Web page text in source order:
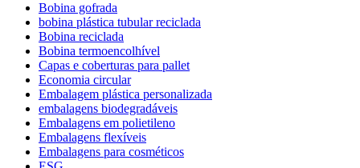
Bobina gofrada
bobina plástica tubular reciclada
Bobina reciclada
Bobina termoencolhível
Capas e coberturas para pallet
Economia circular
Embalagem plástica personalizada
embalagens biodegradáveis
Embalagens em polietileno
Embalagens flexíveis
Embalagens para cosméticos